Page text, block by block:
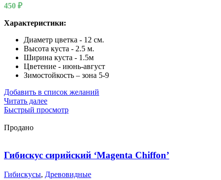
450 ₽
Характеристики:
Диаметр цветка - 12 см.
Высота куста - 2.5 м.
Ширина куста - 1.5м
Цветение - июнь-август
Зимостойкость – зона 5-9
Добавить в список желаний
Читать далее
Быстрый просмотр
Продано
Гибискус сирийский ‘Magenta Chiffon’
Гибискусы, Древовидные